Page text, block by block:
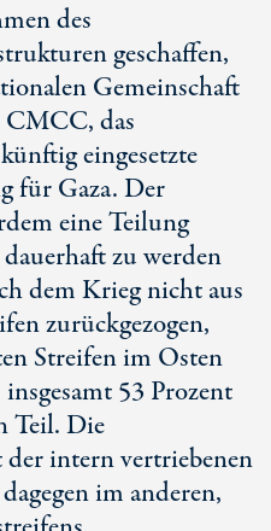
des
geschaffen,
Gemeinschaft
CMCC, das
eingesetzte
für Gaza. Der
eine Teilung
zu werden
dem Krieg nicht aus
zurückgezogen,
Streifen im Osten
53 Prozent
Teil. Die
intern vertriebenen
im anderen,